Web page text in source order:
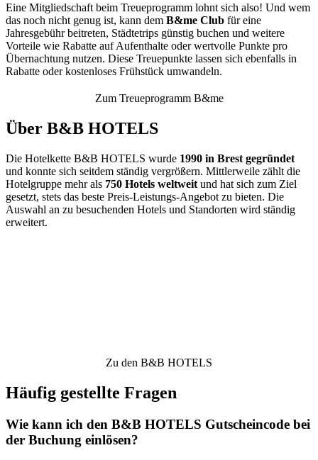
Eine Mitgliedschaft beim Treueprogramm lohnt sich also! Und wem
das noch nicht genug ist, kann dem B&me Club für eine
Jahresgebühr beitreten, Städtetrips günstig buchen und weitere
Vorteile wie Rabatte auf Aufenthalte oder wertvolle Punkte pro
Übernachtung nutzen. Diese Treuepunkte lassen sich ebenfalls in
Rabatte oder kostenloses Frühstück umwandeln.
Zum Treueprogramm B&me
Über B&B HOTELS
Die Hotelkette B&B HOTELS wurde 1990 in Brest gegründet
und konnte sich seitdem ständig vergrößern. Mittlerweile zählt die
Hotelgruppe mehr als 750 Hotels weltweit und hat sich zum Ziel
gesetzt, stets das beste Preis-Leistungs-Angebot zu bieten. Die
Auswahl an zu besuchenden Hotels und Standorten wird ständig
erweitert.
Zu den B&B HOTELS
Häufig gestellte Fragen
Wie kann ich den B&B HOTELS Gutscheincode bei
der Buchung einlösen?